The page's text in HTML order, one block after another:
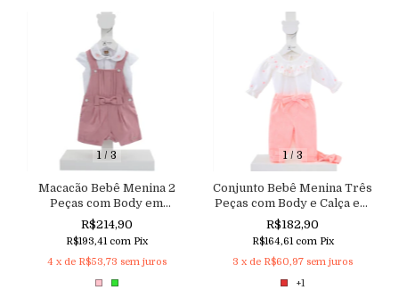
1/ 3
Macacão Bebê Menina 2
Peças com Body em
Tricoline Gola Bordada e
Jardineira em Viscose
Aconchego
R$214,90
R$193,41 com Pix
4 x de R$53,73 sem juros
1/ 3
Conjunto Bebê Menina Três
Peças com Body e Calça em
Malha e Tiara Aconchego
R$182,90
R$164,61 com Pix
3 x de R$60,97 sem juros
+1